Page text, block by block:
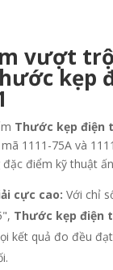
vượt
kẹp
Thước kẹp điện
1111-75A và
điểm kỹ thuật
cực cao: Với chỉ
, Thước kẹp điện
kết quả đo đều